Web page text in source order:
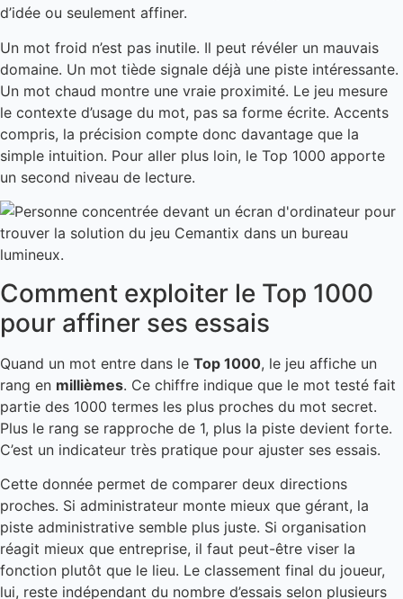
d’idée ou seulement affiner.
Un mot froid n’est pas inutile. Il peut révéler un mauvais
domaine. Un mot tiède signale déjà une piste intéressante.
Un mot chaud montre une vraie proximité. Le jeu mesure
le contexte d’usage du mot, pas sa forme écrite. Accents
compris, la précision compte donc davantage que la
simple intuition. Pour aller plus loin, le Top 1000 apporte
un second niveau de lecture.
Comment exploiter le Top 1000
pour affiner ses essais
Quand un mot entre dans le Top 1000, le jeu affiche un
rang en millièmes. Ce chiffre indique que le mot testé fait
partie des 1000 termes les plus proches du mot secret.
Plus le rang se rapproche de 1, plus la piste devient forte.
C’est un indicateur très pratique pour ajuster ses essais.
Cette donnée permet de comparer deux directions
proches. Si administrateur monte mieux que gérant, la
piste administrative semble plus juste. Si organisation
réagit mieux que entreprise, il faut peut-être viser la
fonction plutôt que le lieu. Le classement final du joueur,
lui, reste indépendant du nombre d’essais selon plusieurs